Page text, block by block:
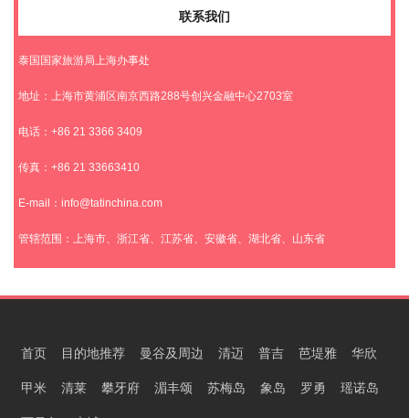
联系我们
泰国国家旅游局上海办事处
地址：上海市黄浦区南京西路288号创兴金融中心2703室
电话：+86 21 3366 3409
传真：+86 21 33663410
E-mail：info@tatinchina.com
管辖范围：上海市、浙江省、江苏省、安徽省、湖北省、山东省
首页 目的地推荐 曼谷及周边 清迈 普吉 芭堤雅 华欣
甲米 清莱 攀牙府 湄丰颂 苏梅岛 象岛 罗勇 瑶诺岛